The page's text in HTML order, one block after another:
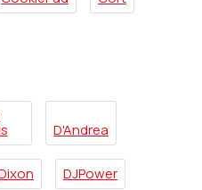
D'Andrea
DJPower